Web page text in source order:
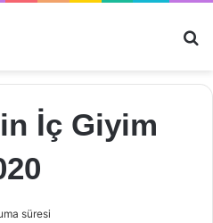
İç Giyim
süresi